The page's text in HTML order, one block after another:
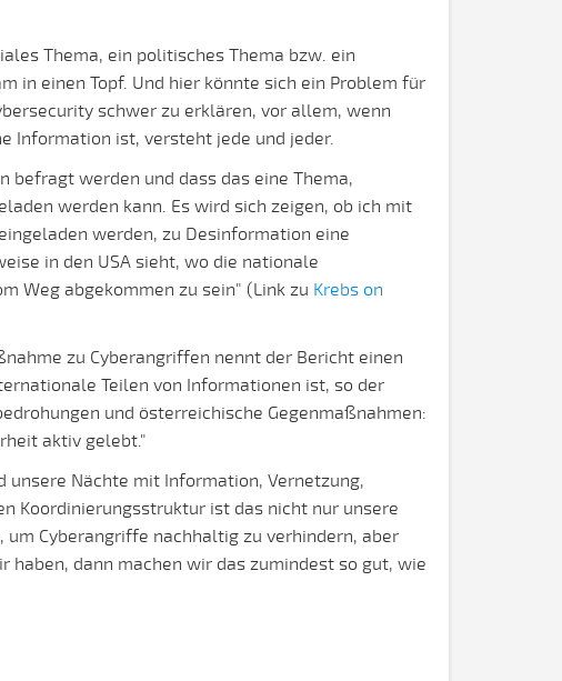
Thema, ein politisches Thema bzw. ein
in einen Topf. Und hier könnte sich ein Problem für
schwer zu erklären, vor allem, wenn
Information ist, versteht jede und jeder.
befragt werden und dass das eine Thema,
werden kann. Es wird sich zeigen, ob ich mit
werden, zu Desinformation eine
in den USA sieht, wo die nationale
Weg abgekommen zu sein" (Link zu Krebs on
zu Cyberangriffen nennt der Bericht einen
Teilen von Informationen ist, so der
und österreichische Gegenmaßnahmen:
aktiv gelebt."
unsere Nächte mit Information, Vernetzung,
Koordinierungsstruktur ist das nicht nur unsere
Cyberangriffe nachhaltig zu verhindern, aber
dann machen wir das zumindest so gut, wie